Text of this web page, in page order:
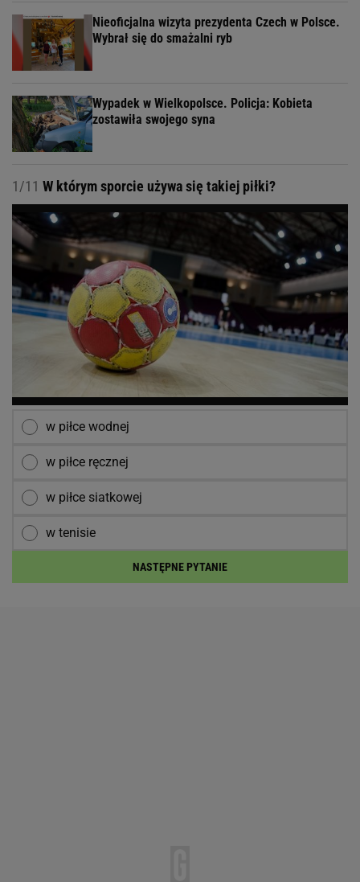
Nieoficjalna wizyta prezydenta Czech w Polsce.
Wybrał się do smażalni ryb
Wypadek w Wielkopolsce. Policja: Kobieta
zostawiła swojego syna
1/11 W którym sporcie używa się takiej piłki?
w piłce wodnej
w piłce ręcznej
w piłce siatkowej
w tenisie
NASTĘPNE PYTANIE